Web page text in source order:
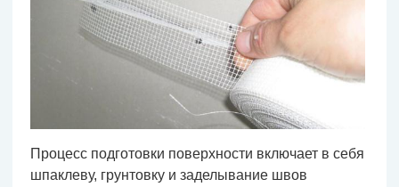
Процесс подготовки поверхности включает в себя
шпаклеву, грунтовку и заделывание швов